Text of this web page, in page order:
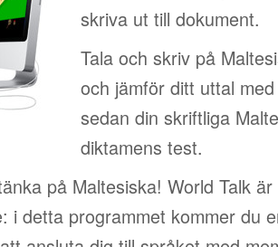
skriva ut till dokument.
Tala och skriv på
och jämför ditt uttal
sedan din skriftliga
diktamens test.
på Maltesiska! World Talk är
i detta programmet kommer du